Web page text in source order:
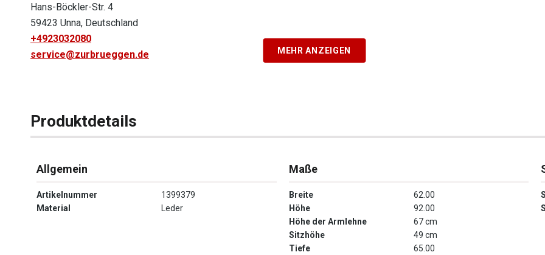
Hans-Böckler-Str. 4
59423 Unna, Deutschland
+4923032080
service@zurbrueggen.de
MEHR ANZEIGEN
Produktdetails
Allgemein
Artikelnummer
1399379
Material
Leder
Maße
Breite
62.00
Höhe
92.00
Höhe der Armlehne
67 cm
Sitzhöhe
49 cm
Tiefe
65.00